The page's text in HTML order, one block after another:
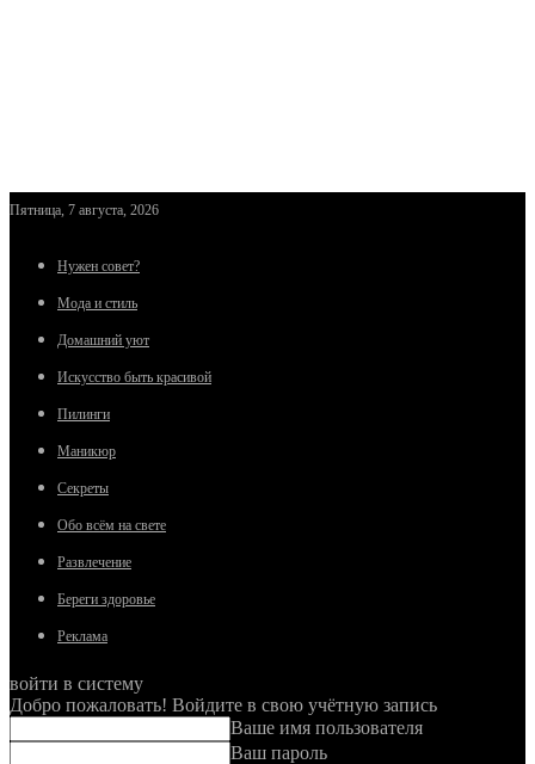
Пятница, 7 августа, 2026
Нужен совет?
Мода и стиль
Домашний уют
Искусство быть красивой
Пилинги
Маникюр
Секреты
Обо всём на свете
Развлечение
Береги здоровье
Реклама
войти в систему
Добро пожаловать! Войдите в свою учётную запись
Ваше имя пользователя
Ваш пароль